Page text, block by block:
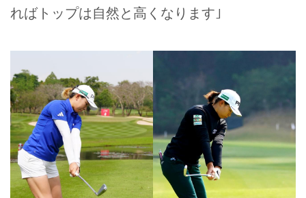
ればトップは自然と高くなります｣